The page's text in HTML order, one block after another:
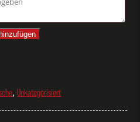
,Unkategorisiert